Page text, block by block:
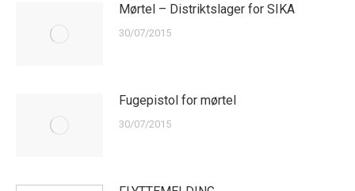
Mørtel – Distriktslager for SIKA
30/07/2015
Fugepistol for mørtel
30/07/2015